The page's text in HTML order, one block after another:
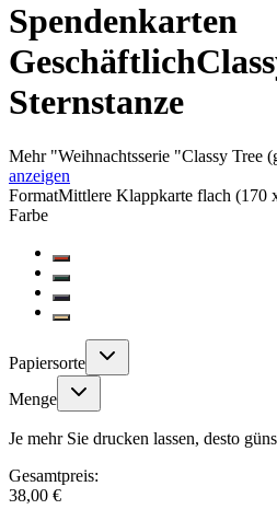
Spendenkarten
Geschäftlich
Sternstanze
Mehr"Weihnachtsserie "Classy Tree
anzeigen
FormatMittlere Klappkarte flach (170
Farbe
Papiersorte
Menge
Je mehr Sie drucken lassen, desto
Gesamtpreis:
38,00 €